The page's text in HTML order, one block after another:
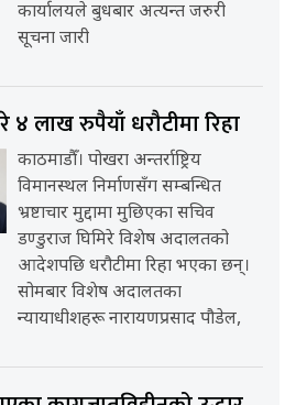
कार्यालयले बुधबार अत्यन्त जरुरी
सूचना जारी
४ लाख रुपैयाँ धरौटीमा रिहा
काठमाडौँ। पोखरा अन्तर्राष्ट्रिय
विमानस्थल निर्माणसँग सम्बन्धित
भ्रष्टाचार मुद्दामा मुछिएका सचिव
डण्डुराज घिमिरे विशेष अदालतको
आदेशपछि धरौटीमा रिहा भएका छन्।
सोमबार विशेष अदालतका
न्यायाधीशहरू नारायणप्रसाद पौडेल,